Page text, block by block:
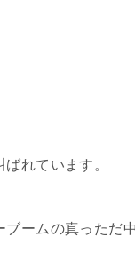
れています。
ームの真っただ